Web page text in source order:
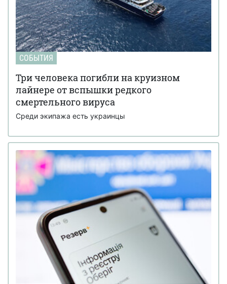
СОБЫТИЯ
Три человека погибли на круизном
лайнере от вспышки редкого
смертельного вируса
Среди экипажа есть украинцы